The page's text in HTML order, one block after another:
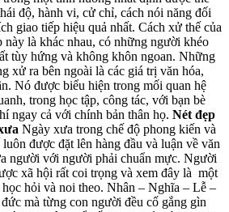
độ, hành vi, cử chỉ, cách nói năng đối
giao tiếp hiệu quả nhất. Cách xử thế của
là khác nhau, có những người khéo
tùy hứng và không khôn ngoan. Những
xử ra bên ngoài là các giá trị văn hóa,
Nó được biểu hiện trong mối quan hệ
trong học tập, công tác, với bạn bè
ngay cả với chính bản thân họ. Nét đẹp
Ngày xưa trong chế độ phong kiến và
được đặt lên hàng đầu và luận về văn
người với người phải chuẩn mực. Người
xã hội rất coi trọng và xem đây là một
hỏi và noi theo. Nhân – Nghĩa – Lễ –
mà từng con người đều cố gắng gìn